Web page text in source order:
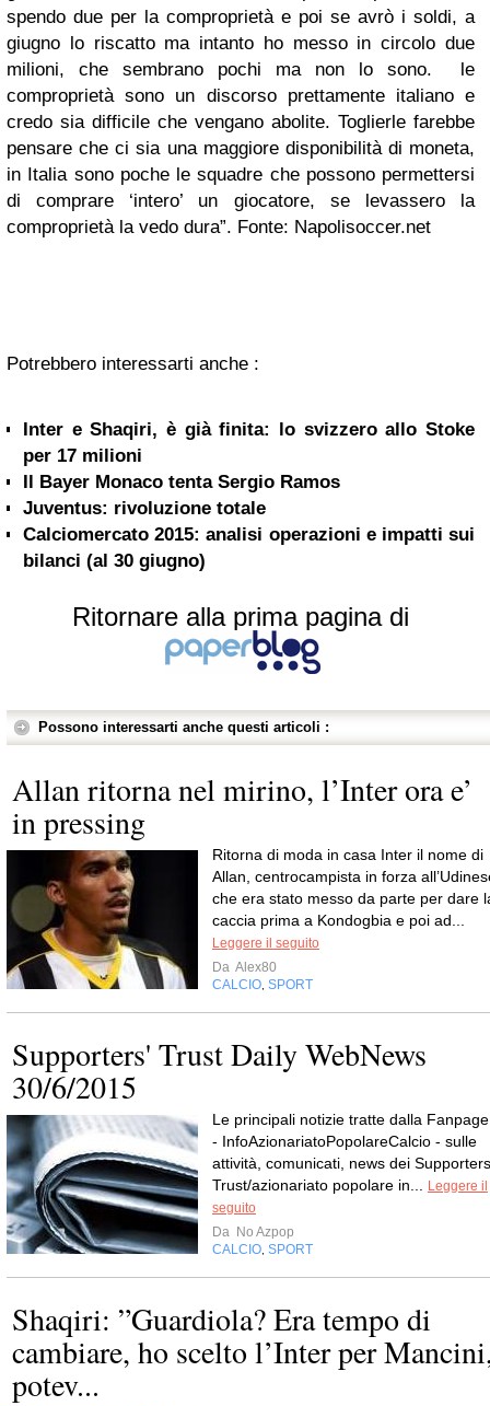
spendo due per la comproprietà e poi se avrò i soldi, a
giugno lo riscatto ma intanto ho messo in circolo due
milioni, che sembrano pochi ma non lo sono. le
comproprietà sono un discorso prettamente italiano e
credo sia difficile che vengano abolite. Toglierle farebbe
pensare che ci sia una maggiore disponibilità di moneta,
in Italia sono poche le squadre che possono permettersi
di comprare ‘intero’ un giocatore, se levassero la
comproprietà la vedo dura”. Fonte: Napolisoccer.net
Potrebbero interessarti anche :
Inter e Shaqiri, è già finita: lo svizzero allo Stoke
per 17 milioni
Il Bayer Monaco tenta Sergio Ramos
Juventus: rivoluzione totale
Calciomercato 2015: analisi operazioni e impatti sui
bilanci (al 30 giugno)
Ritornare alla prima pagina di
Possono interessarti anche questi articoli :
Allan ritorna nel mirino, l’Inter ora e’
in pressing
Ritorna di moda in casa Inter il nome di
Allan, centrocampista in forza
che era stato messo da parte per dare
caccia prima a Kondogbia e poi ad...
Leggere il seguito
Da Alex80
CALCIO SPORT
Supporters' Trust Daily WebNews
30/6/2015
Le principali notizie tratte dalla Fanpage
- InfoAzionariatoPopolareCalcio - sulle
attività, comunicati, news dei
Trust/azionariato popolare in...
Leggere il
seguito
Da No Azpop
CALCIO SPORT
Shaqiri: ”Guardiola? Era tempo di
cambiare, ho scelto l’Inter per
potev...